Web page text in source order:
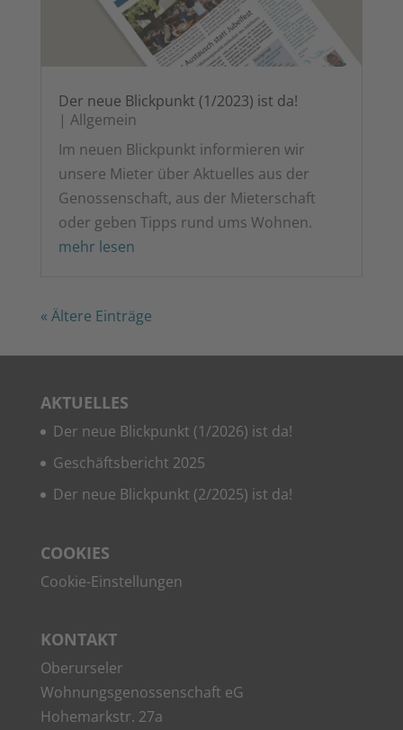
Der neue Blick­punkt (1/2023) ist da!
| All­ge­mein
Im neu­en Blick­punkt infor­mie­ren wir
unse­re Mie­ter über Aktu­el­les aus der
Genos­sen­schaft, aus der Mie­ter­schaft
oder geben Tipps rund ums Wohnen.
mehr lesen
« Älte­re Einträge
AKTU­EL­LES
Der neue Blick­punkt (1/2026) ist da!
Geschäfts­be­richt 2025
Der neue Blick­punkt (2/2025) ist da!
COO­KIES
Coo­kie-Ein­stel­lun­gen
KON­TAKT
Ober­ur­se­ler
Woh­nungs­ge­nos­sen­schaft eG
Hohe­mark­str. 27a